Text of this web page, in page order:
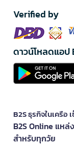
Verified by
ดาวน์โหลดแอป
B2S ธุรกิจในเครือ
B2S Online แหล่
สำหรับทุกวัย